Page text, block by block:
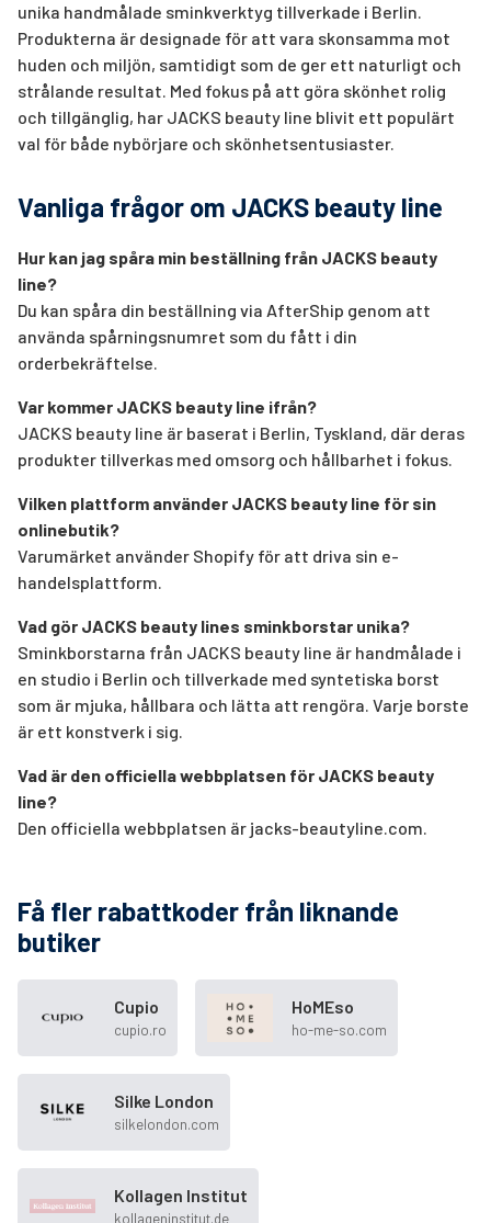
unika handmålade sminkverktyg tillverkade i Berlin.
Produkterna är designade för att vara skonsamma mot
huden och miljön, samtidigt som de ger ett naturligt och
strålande resultat. Med fokus på att göra skönhet rolig
och tillgänglig, har JACKS beauty line blivit ett populärt
val för både nybörjare och skönhetsentusiaster.
Vanliga frågor om JACKS beauty line
Hur kan jag spåra min beställning från JACKS beauty
line?
Du kan spåra din beställning via AfterShip genom att
använda spårningsnumret som du fått i din
orderbekräftelse.
Var kommer JACKS beauty line ifrån?
JACKS beauty line är baserat i Berlin, Tyskland, där deras
produkter tillverkas med omsorg och hållbarhet i fokus.
Vilken plattform använder JACKS beauty line för sin
onlinebutik?
Varumärket använder Shopify för att driva sin e-
handelsplattform.
Vad gör JACKS beauty lines sminkborstar unika?
Sminkborstarna från JACKS beauty line är handmålade i
en studio i Berlin och tillverkade med syntetiska borst
som är mjuka, hållbara och lätta att rengöra. Varje borste
är ett konstverk i sig.
Vad är den officiella webbplatsen för JACKS beauty
line?
Den officiella webbplatsen är jacks-beautyline.com.
Få fler rabattkoder från liknande
butiker
Cupio
cupio.ro
HoMEso
ho-me-so.com
Silke London
silkelondon.com
Kollagen Institut
kollageninstitut.de